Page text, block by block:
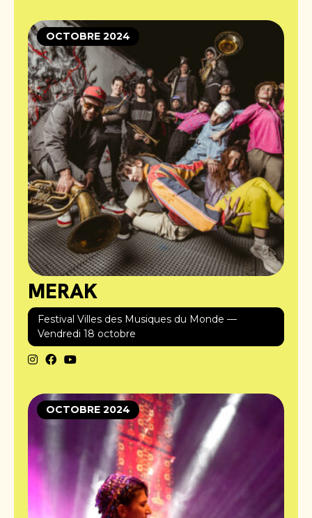
MERAK
Festival Villes des Musiques du Monde —
Vendredi 18 octobre
OCTOBRE 2024
OCTOBRE 2024